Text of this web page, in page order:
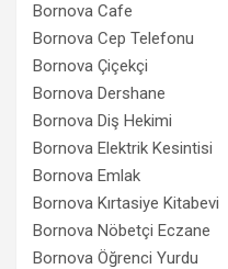
Bornova Cafe
Bornova Cep Telefonu
Bornova Çiçekçi
Bornova Dershane
Bornova Diş Hekimi
Bornova Elektrik Kesintisi
Bornova Emlak
Bornova Kırtasiye Kitabevi
Bornova Nöbetçi Eczane
Bornova Öğrenci Yurdu